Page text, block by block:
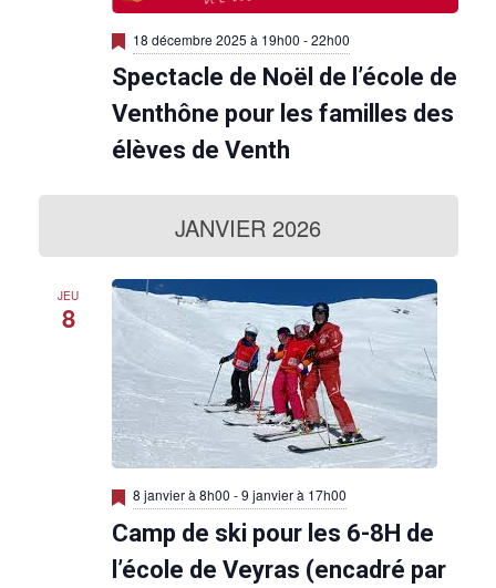
M
i
s
e
n
a
v
a
t
18 décembre 2025 à 19h00 -22h00
Spectacle de Noël de l’école de
Venthône pour les familles des
élèves de Venth
JANVIER 2026
JEU
8
M
i
s
e
n
a
8 janvier à 8h00 -9 janvier à 17h00
Camp de ski pour les 6-8H de
l’école de Veyras (encadré par